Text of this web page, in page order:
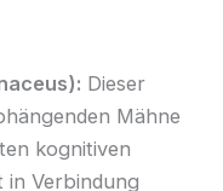
Dieser
Mähne
kognitiven
in Verbindung